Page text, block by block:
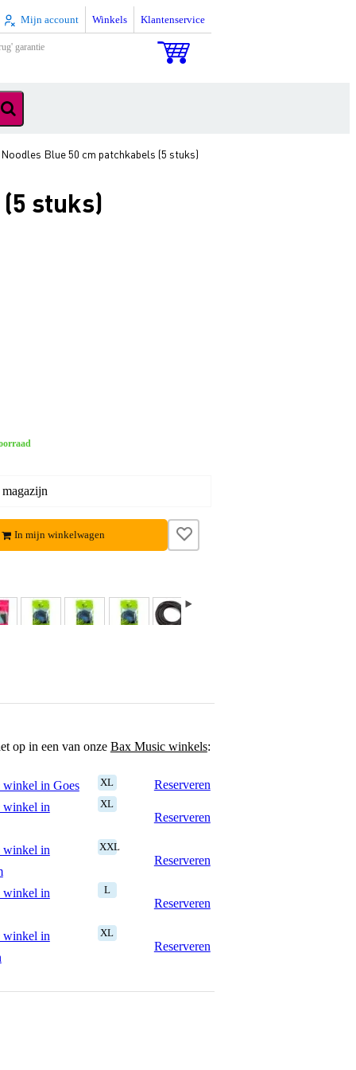
Mijn account Winkels Klantenservice
garantie
Blue 50 cm patchkabels (5 stuks)
stuks)
In mijn winkelwagen
op in een van onze Bax Music winkels:
in Goes XL
Reserveren
winkel in
XL
Reserveren
winkel in
XXL
Reserveren
winkel in
L
Reserveren
winkel in
XL
Reserveren